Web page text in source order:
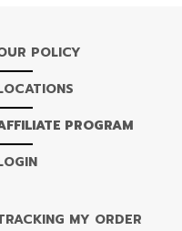
POLICY
PROGRAM
MY ORDER